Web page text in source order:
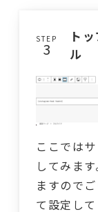
STEP
ト
ル
ここでは
してみま
ますので
て設定して